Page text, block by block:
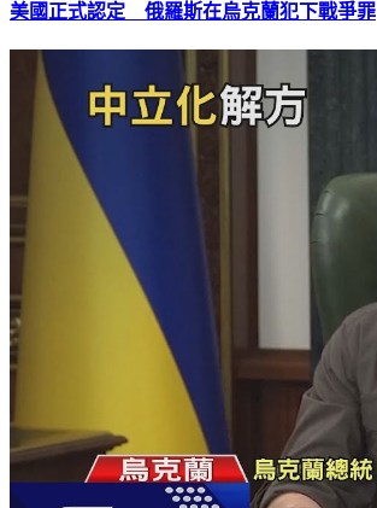
美國正式認定 俄羅斯在烏克蘭犯下戰爭罪